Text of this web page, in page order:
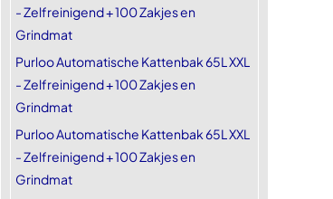
- Zelfreinigend + 100 Zakjes en
Grindmat
Purloo Automatische Kattenbak 65L XXL
- Zelfreinigend + 100 Zakjes en
Grindmat
Purloo Automatische Kattenbak 65L XXL
- Zelfreinigend + 100 Zakjes en
Grindmat